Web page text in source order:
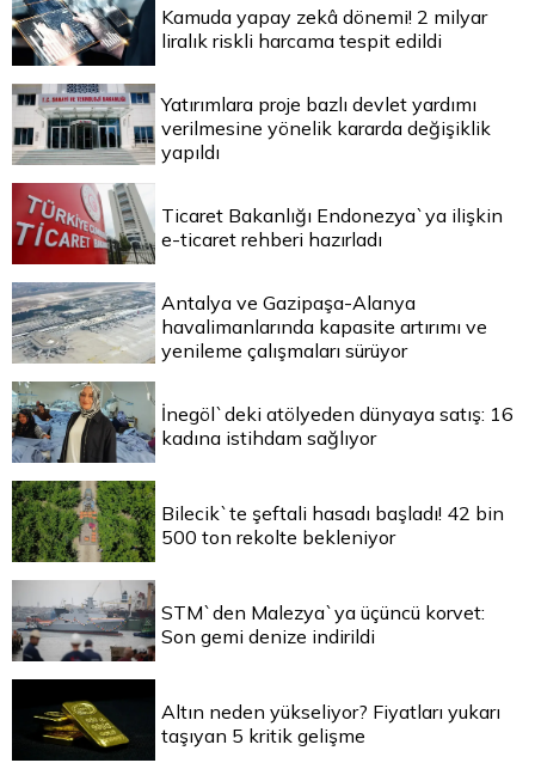
Kamuda yapay zekâ dönemi! 2 milyar
liralık riskli harcama tespit edildi
Yatırımlara proje bazlı devlet yardımı
verilmesine yönelik kararda değişiklik
yapıldı
Ticaret Bakanlığı Endonezya`ya ilişkin
e-ticaret rehberi hazırladı
Antalya ve Gazipaşa-Alanya
havalimanlarında kapasite artırımı ve
yenileme çalışmaları sürüyor
İnegöl`deki atölyeden dünyaya satış: 16
kadına istihdam sağlıyor
Bilecik`te şeftali hasadı başladı! 42 bin
500 ton rekolte bekleniyor
STM`den Malezya`ya üçüncü korvet:
Son gemi denize indirildi
Altın neden yükseliyor? Fiyatları yukarı
taşıyan 5 kritik gelişme